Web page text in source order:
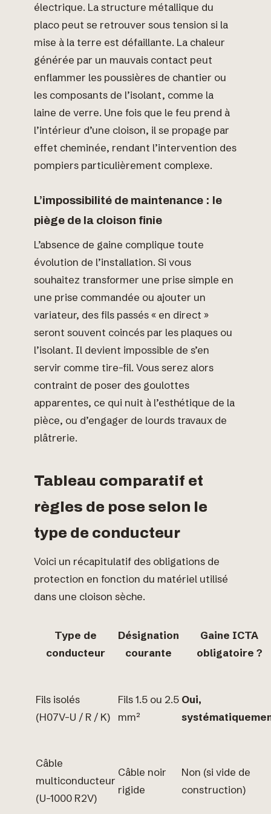
électrique. La structure métallique du
placo peut se retrouver sous tension si la
mise à la terre est défaillante. La chaleur
générée par un mauvais contact peut
enflammer les poussières de chantier ou
les composants de l’isolant, comme la
laine de verre. Une fois que le feu prend à
l’intérieur d’une cloison, il se propage par
effet cheminée, rendant l’intervention des
pompiers particulièrement complexe.
L’impossibilité de maintenance : le
piège de la cloison finie
L’absence de gaine complique toute
évolution de l’installation. Si vous
souhaitez transformer une prise simple en
une prise commandée ou ajouter un
variateur, des fils passés « en direct »
seront souvent coincés par les plaques ou
l’isolant. Il devient impossible de s’en
servir comme tire-fil. Vous serez alors
contraint de poser des goulottes
apparentes, ce qui nuit à l’esthétique de la
pièce, ou d’engager de lourds travaux de
plâtrerie.
Tableau comparatif et
règles de pose selon le
type de conducteur
Voici un récapitulatif des obligations de
protection en fonction du matériel utilisé
dans une cloison sèche.
Type de
conducteur
Désignation
courante
Gaine ICTA
obligatoire ?
Fils isolés
(H07V-U / R / K)
Fils 1.5 ou 2.5
mm²
Oui,
Câble
multiconducteur
(U-1000 R2V)
Câble noir
rigide
Non (si vide de
construction)